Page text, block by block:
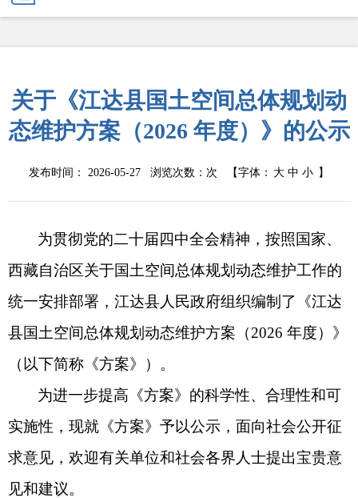
关于《江达县国土空间总体规划动
态维护方案（2026 年度）》的公示
发布时间： 2026-05-27 浏览次数： 次 【字体： 大 中 小 】
为贯彻党的二十届四中全会精神，按照国家、
西藏自治区关于国土空间总体规划动态维护工作的
统一安排部署，江达县人民政府组织编制了《江达
县国土空间总体规划动态维护方案（2026 年度）》
（以下简称《方案》）。
为进一步提高《方案》的科学性、合理性和可
实施性，现就《方案》予以公示，面向社会公开征
求意见，欢迎有关单位和社会各界人士提出宝贵意
见和建议。